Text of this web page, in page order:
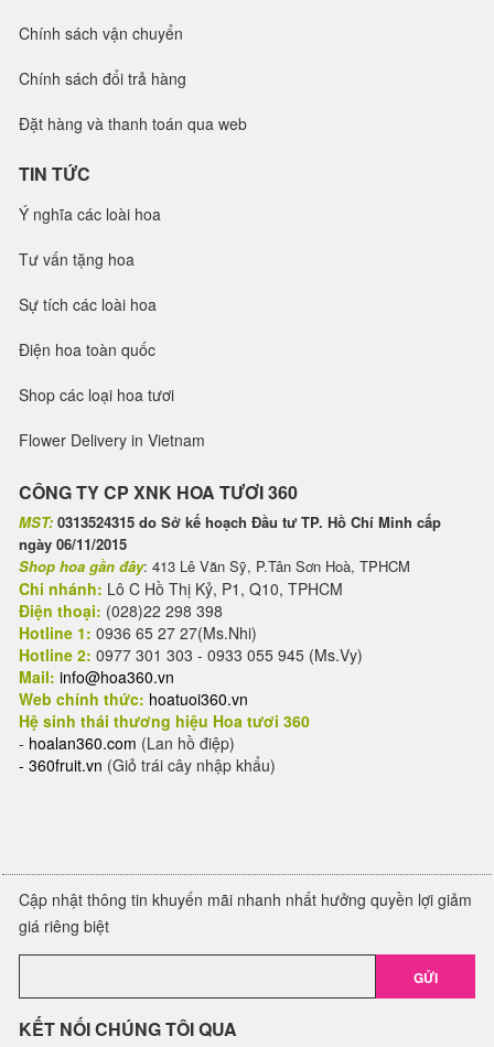
Chính sách vận chuyển
Chính sách đổi trả hàng
Đặt hàng và thanh toán qua web
TIN TỨC
Ý nghĩa các loài hoa
Tư vấn tặng hoa
Sự tích các loài hoa
Điện hoa toàn quốc
Shop các loại hoa tươi
Flower Delivery in Vietnam
CÔNG TY CP XNK HOA TƯƠI 360
MST: 0313524315 do Sở kế hoạch Đầu tư TP. Hồ Chí Minh cấp
ngày 06/11/2015
Shop hoa gần đây: 413 Lê Văn Sỹ, P.Tân Sơn Hoà, TPHCM
Chi nhánh: Lô C Hồ Thị Kỷ, P1, Q10, TPHCM
Điện thoại: (028)22 298 398
Hotline 1: 0936 65 27 27(Ms.Nhi)
Hotline 2: 0977 301 303 - 0933 055 945 (Ms.Vy)
Mail: info@hoa360.vn
Web chính thức: hoatuoi360.vn
Hệ sinh thái thương hiệu Hoa tươi 360
- hoalan360.com (Lan hồ điệp)
- 360fruit.vn (Giỏ trái cây nhập khẩu)
Cập nhật thông tin khuyến mãi nhanh nhất hưởng quyền lợi giảm
giá riêng biệt
GỬI
KẾT NỐI CHÚNG TÔI QUA